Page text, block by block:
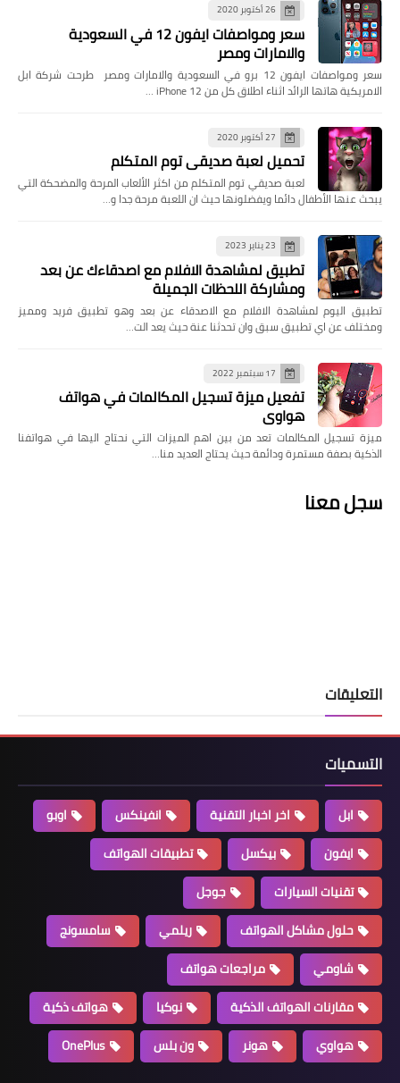
26 أكتوبر 2020
سعر ومواصفات ايفون 12 في السعودية
والامارات ومصر
سعر ومواصفات ايفون 12 برو في السعودية والامارات ومصر طرحت شركة ابل
الامريكية هاتها الرائد اثناء اطلاق كل من iPhone 12 …
27 أكتوبر 2020
تحميل لعبة صديقي توم المتكلم
لعبة صديقي توم المتكلم من اكثر الألعاب المرحة والمضحكة التي
يبحث عنها الأطفال دائما ويفضلونها حيث ان اللعبة مرحة جدا و…
23 يناير 2023
تطبيق لمشاهدة الافلام مع اصدقاءك عن بعد
ومشاركة اللحظات الجميلة
تطبيق اليوم لمشاهدة الافلام مع الاصدقاء عن بعد وهو تطبيق فريد ومميز
ومختلف عن اي تطبيق سبق وان تحدثنا عنة حيث يعد الت…
17 سبتمبر 2022
تفعيل ميزة تسجيل المكالمات في هواتف
هواوي
ميزة تسجيل المكالمات تعد من بين اهم الميزات التي نحتاج اليها في هواتفنا
الذكية بصفة مستمرة ودائمة حيث يحتاج العديد منا…
سجل معنا
التعليقات
التسميات
ابل اخر اخبار التقنية انفينكس
اوبو
ايفون
بيكسل
تطبيقات الهواتف
تقنيات السيارات
جوجل
حلول مشاكل الهواتف
ريلمي
سامسونج
شاومي
مراجعات هواتف
مقارنات الهواتف الذكية
نوكيا
هواتف ذكية
هواوي
هونر ون بلس OnePlus